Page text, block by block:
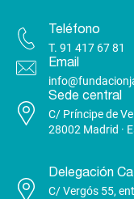
Teléfono
T. 91 417 67 81
Email
Sede central
C/ Príncipe de
28002 Madrid ·
Delegación
C/ Vergós 55,